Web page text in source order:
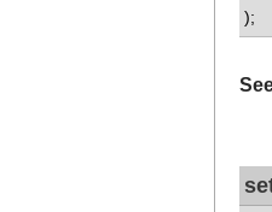
);